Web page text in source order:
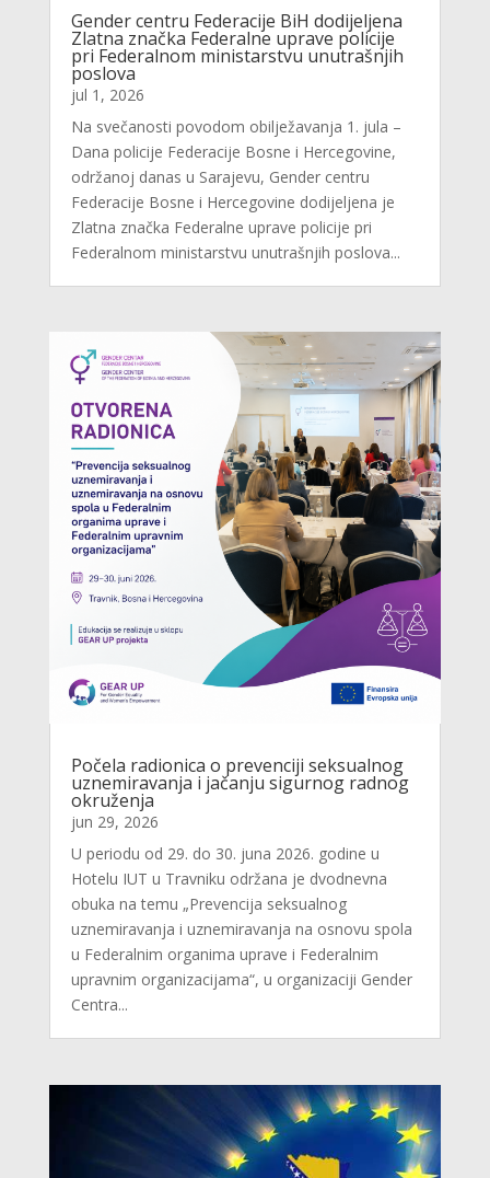
Gender centru Federacije BiH dodijeljena
Zlatna značka Federalne uprave policije
pri Federalnom ministarstvu unutrašnjih
poslova
jul 1, 2026
Na svečanosti povodom obilježavanja 1. jula –
Dana policije Federacije Bosne i Hercegovine,
održanoj danas u Sarajevu, Gender centru
Federacije Bosne i Hercegovine dodijeljena je
Zlatna značka Federalne uprave policije pri
Federalnom ministarstvu unutrašnjih poslova...
Počela radionica o prevenciji seksualnog
uznemiravanja i jačanju sigurnog radnog
okruženja
jun 29, 2026
U periodu od 29. do 30. juna 2026. godine u
Hotelu IUT u Travniku održana je dvodnevna
obuka na temu „Prevencija seksualnog
uznemiravanja i uznemiravanja na osnovu spola
u Federalnim organima uprave i Federalnim
upravnim organizacijama“, u organizaciji Gender
Centra...